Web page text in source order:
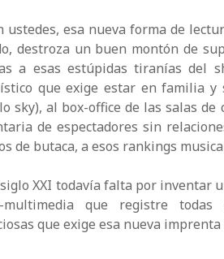
ustedes, esa nueva forma de
destroza un buen montón de
a esas estúpidas tiranías del
que exige estar en familia
sky), al box-office de las salas
de espectadores sin
de butaca, a esos rankings
XXI todavía falta por inventar
multimedia que registre
que exige esa nueva